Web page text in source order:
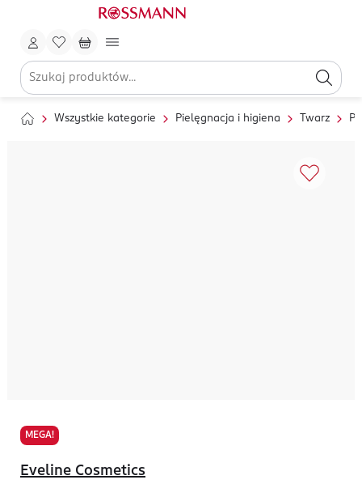
Wszystkie kategorie Pielęgnacja i higiena Twarz
MEGA!
Eveline Cosmetics